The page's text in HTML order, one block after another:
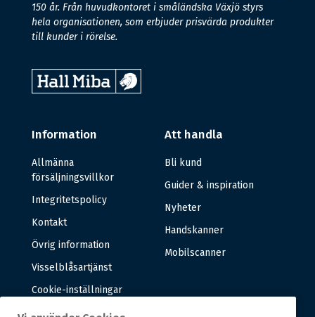
150 år. Från huvudkontoret i småländska Växjö styrs
hela organisationen, som erbjuder prisvärda produkter
till kunder i rörelse.
Information
Allmänna
försäljningsvillkor
Integritetspolicy
Kontakt
Övrig information
Visselblåsartjänst
Cookie-inställningar
Att handla
Bli kund
Guider & inspiration
Nyheter
Handskanner
Mobilscanner